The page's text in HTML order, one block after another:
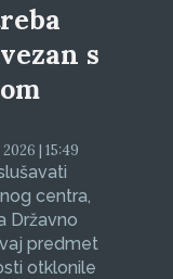
s
| 15:49
centra,
Državno
predmet
otklonile